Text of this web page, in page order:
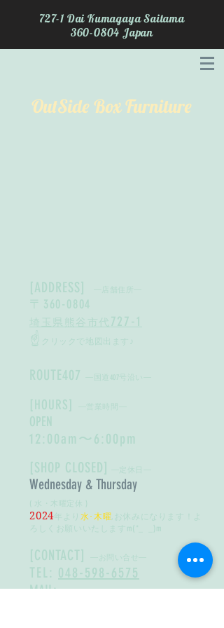
727-1 Dai Kumagaya Saitama
360-0804 Japan
OutSide Box Furniture
[ADDRESS] ―店舗住所―
〒 360-0804
埼玉県熊谷市代 727-1
☝ クリックで地図出ます♪
​ROUTE407 ―国道407号沿い―
[HOURS] ―営業時間―
OPEN
12:00am〜6:00pm
​[SHOP CLOSED]
―定休日―
Wednesday & Thursday
( 水・木曜定休 )
2024年より 水･木曜 ,お休みになります！よ
ろしくお願いいたしますm(*_ _)m
[CONTACT] ―お問い合せ―
TEL: 048-598-6575
MAIL: